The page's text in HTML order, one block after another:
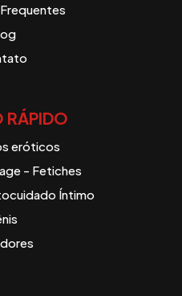
RÁPIDO
eróticos
- Fetiches
Íntimo